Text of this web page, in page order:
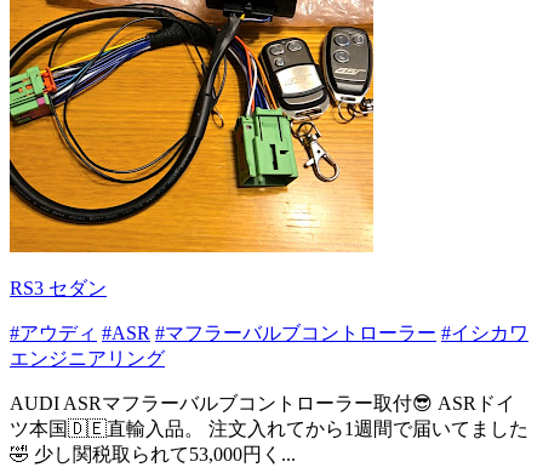
RS3 セダン
#アウディ #ASR #マフラーバルブコントローラー #イシカワ
エンジニアリング
AUDI ASRマフラーバルブコントローラー取付😎 ASRドイ
ツ本国🇩🇪直輸入品。 注文入れてから1週間で届いてました
🤣 少し関税取られて53,000円く...